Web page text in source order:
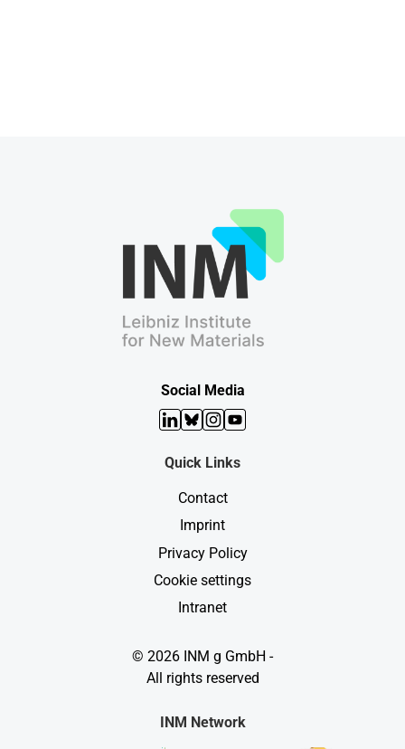
Social Media
LinkedIn
Bluesky
Instagram
YouTube
Quick Links
Contact
Imprint
Privacy Policy
Cookie settings
Intranet
© 2026 INM g GmbH -
All rights reserved
INM Network